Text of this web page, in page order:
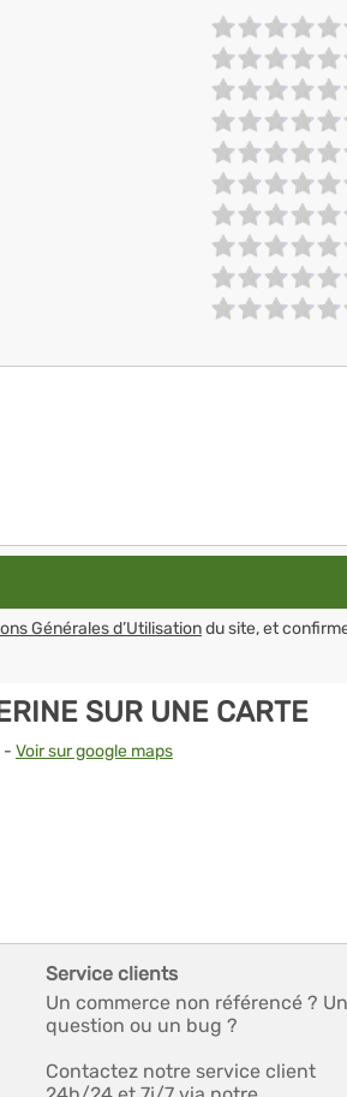
Générales d’Utilisationdu site, et
SUR UNE CARTE
- Voir sur google maps
Service clients
Un commerce non référencé ?
question ou un bug ?
Contactez notre service client